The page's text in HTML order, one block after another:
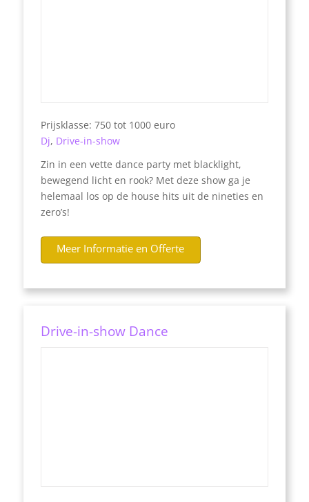
Prijsklasse: 750 tot 1000 euro
Dj, Drive-in-show
Zin in een vette dance party met blacklight,
bewegend licht en rook? Met deze show ga je
helemaal los op de house hits uit de nineties en
zero’s!
Meer Informatie en Offerte
Drive-in-show Dance